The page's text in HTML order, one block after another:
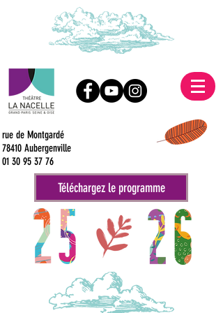
rue de Montgardé
78410 Aubergenville
01 30 95 37 76
Téléchargez le programme